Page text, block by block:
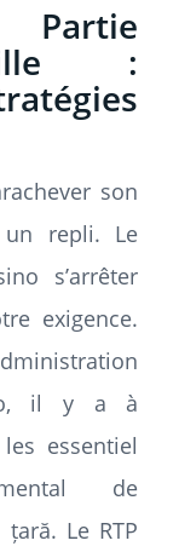
:
son
repli. Le
s’arrêter
exigence.
il y a à
essentiel
de
Le RTP